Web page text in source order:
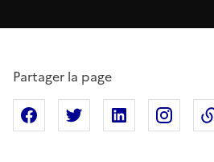
Partager la page
Partager sur Facebook
Partager sur XPartager